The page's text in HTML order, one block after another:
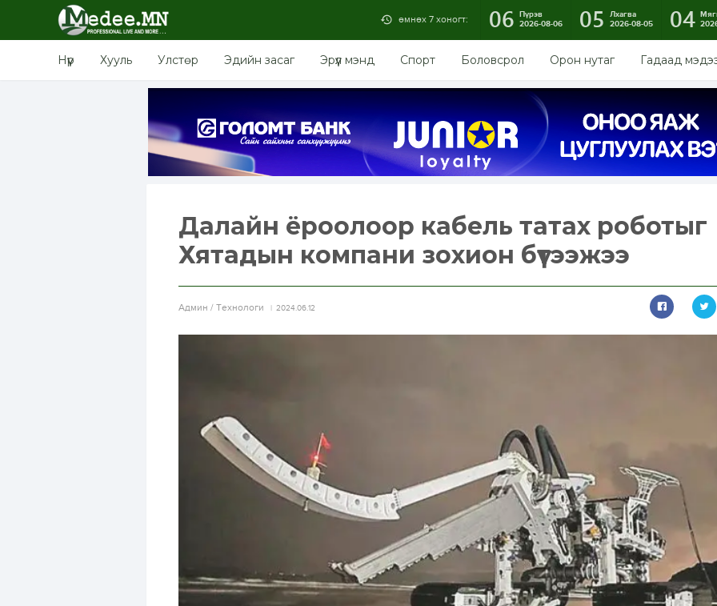
өмнөх 7 хоногт: 06 Пүрэв
2026-08-06
05
Лхагва
2026-08-05
04
Нүүр Хууль Улстөр Эдийн засаг Эрүүл мэнд Спорт Боловсрол Орон нутаг Гадаад
Далайн ёроолоор кабель татах роботыг
Хятадын компани зохион бүтээжээ
Aдмин / Технологи 2024.06.12